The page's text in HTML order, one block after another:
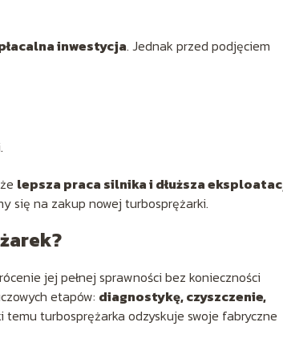
inwestycja. Jednak przed podjęciem
lepsza praca silnika i dłuższa
się na zakup nowej turbosprężarki.
jej pełnej sprawności bez konieczności
etapów: diagnostykę, czyszczenie,
temu turbosprężarka odzyskuje swoje fabryczne